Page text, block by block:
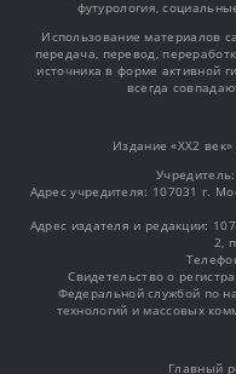
футурология,
Использование материалов
передача, перевод,
источника в форме активной
всегда
Издание «XX2
Адрес учредителя: 107031 г.
Адрес издателя и редакции:
2,
Свидетельство о
Федеральной службой по
технологий и массовых
Главный